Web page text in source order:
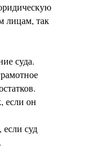
лицам, так
суда.
если он
суд